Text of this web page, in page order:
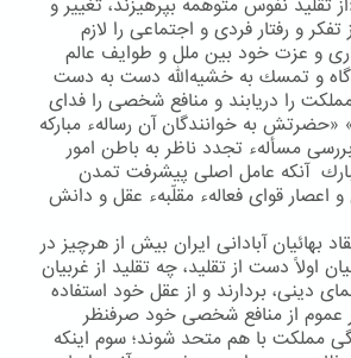
تقلید نفوس متوهمه بپرهیزند، تغییر و
و رفتار فردی و اجتماعی را لازم
و عزت خود بین ملل و طوایف عالم
و تمسك به خشیه‌الله دست به دست
را دریابند و منافع شخصی را فدای
«حضرتش به خوانندگان آن رسالهء مباركه
مسألهء تجدد ناظر به باطن امور
آنكه عامل اصلی پیشرفت تمدن
اعصار قوای فعالهء مقلّبهء عقل و دانش
بهائیان آبادانی ایران بیش از هرچیز در
اولاً دست از تقلید، چه تقلید از غربیان
دینی، بردارند و از عقل خود استفاده
عموم از منافع شخصی خود صرفنظر
مملكت با هم متحد شوند؛ سوم اینكه